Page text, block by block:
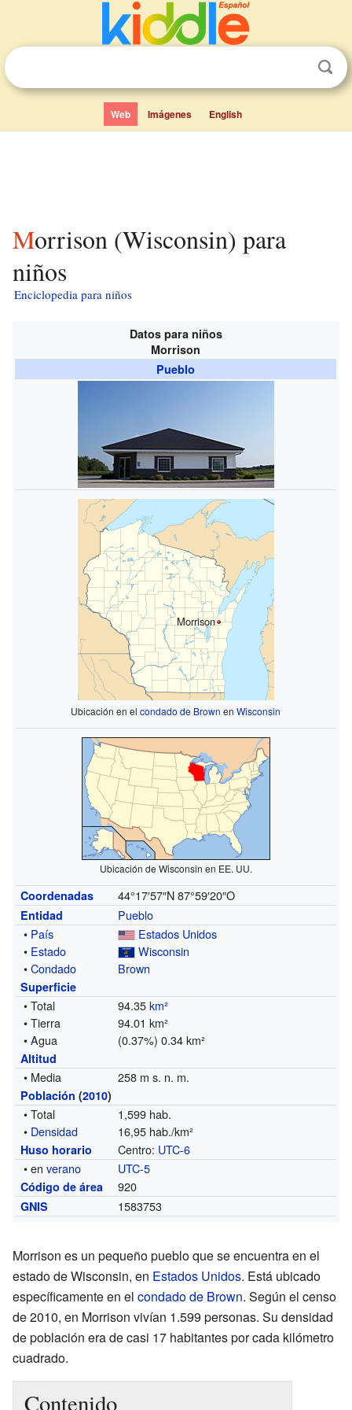
Web Imágenes English
Morrison (Wisconsin) para
niños
Enciclopedia para niños
Datos para niños
Morrison
Pueblo
Morrison
Ubicación en elcondado de Brown enWisconsin
Ubicación de Wisconsin en EE. UU.
Coordenadas 44°17′57″N 87°59′20″O
Entidad
Pueblo
• País
Estados Unidos
• Estado
Wisconsin
•Condado Brown
Superficie
• Total 94.35km²
• Tierra
94.01 km²
• Agua
(0.37%) 0.34 km²
Altitud
• Media 258 m s. n. m.
Población (2010)
• Total
1,599 hab.
• Densidad 16,95 hab./km²
Huso horario Centro: UTC-6
• enverano UTC-5
Código de área 920
GNIS 1583753
Morrison es un pequeño pueblo que se encuentra en el
estado de Wisconsin, en Estados Unidos. Está ubicado
específicamente en el condado de Brown. Según el censo
de 2010, en Morrison vivían 1.599 personas. Su densidad
de población era de casi 17 habitantes por cada kilómetro
cuadrado.
Contenido